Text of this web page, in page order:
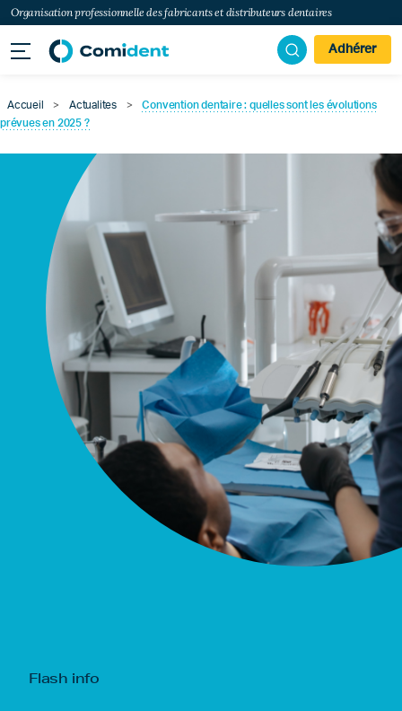
Organisation professionnelle des fabricants et distributeurs dentaires
Adhérer
Accueil > Actualites >
Convention dentaire : quelles sont les évolutions
prévues en 2025 ?
Flash info